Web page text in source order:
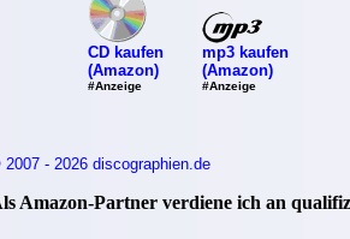
CD kaufen
(Amazon)
#Anzeige
mp3 kaufen
(Amazon)
#Anzeige
- 2026 discographien.de
Amazon-Partner verdiene ich an